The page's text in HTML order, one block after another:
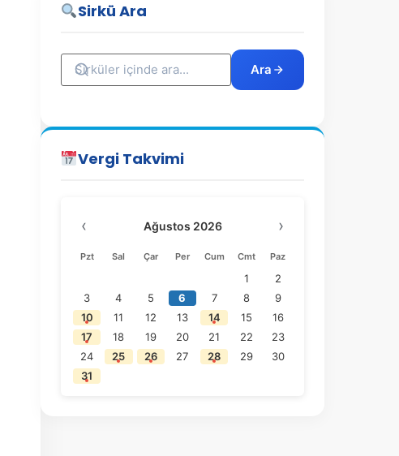
Sirkü Ara
Ara
Vergi Takvimi
‹ Ağustos 2026 ›
Pzt Sal Çar Per Cum Cmt Paz
1
2
3
4 5 6 7 8
9
10
11 12 13 14 15
16
17
18 19 20 21 22
23
24
25 26 27 28 29
30
31